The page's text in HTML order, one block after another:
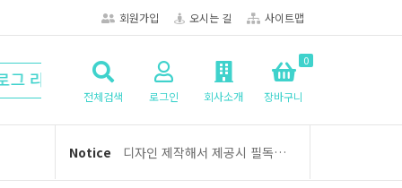
회원가입 오시는 길 사이트맵
★ 6공 다이어리/디자인/인덱스 뉴-스터디플래
전체검색 로그인 회사소개 장바구니
0
Notice
오케이노트 주문 및 제작 관련 안내